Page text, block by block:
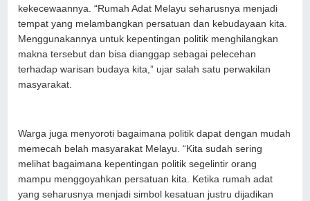
kekecewaannya. “Rumah Adat Melayu seharusnya menjadi
tempat yang melambangkan persatuan dan kebudayaan kita.
Menggunakannya untuk kepentingan politik menghilangkan
makna tersebut dan bisa dianggap sebagai pelecehan
terhadap warisan budaya kita,” ujar salah satu perwakilan
masyarakat.
Warga juga menyoroti bagaimana politik dapat dengan mudah
memecah belah masyarakat Melayu. “Kita sudah sering
melihat bagaimana kepentingan politik segelintir orang
mampu menggoyahkan persatuan kita. Ketika rumah adat
yang seharusnya menjadi simbol kesatuan justru dijadikan